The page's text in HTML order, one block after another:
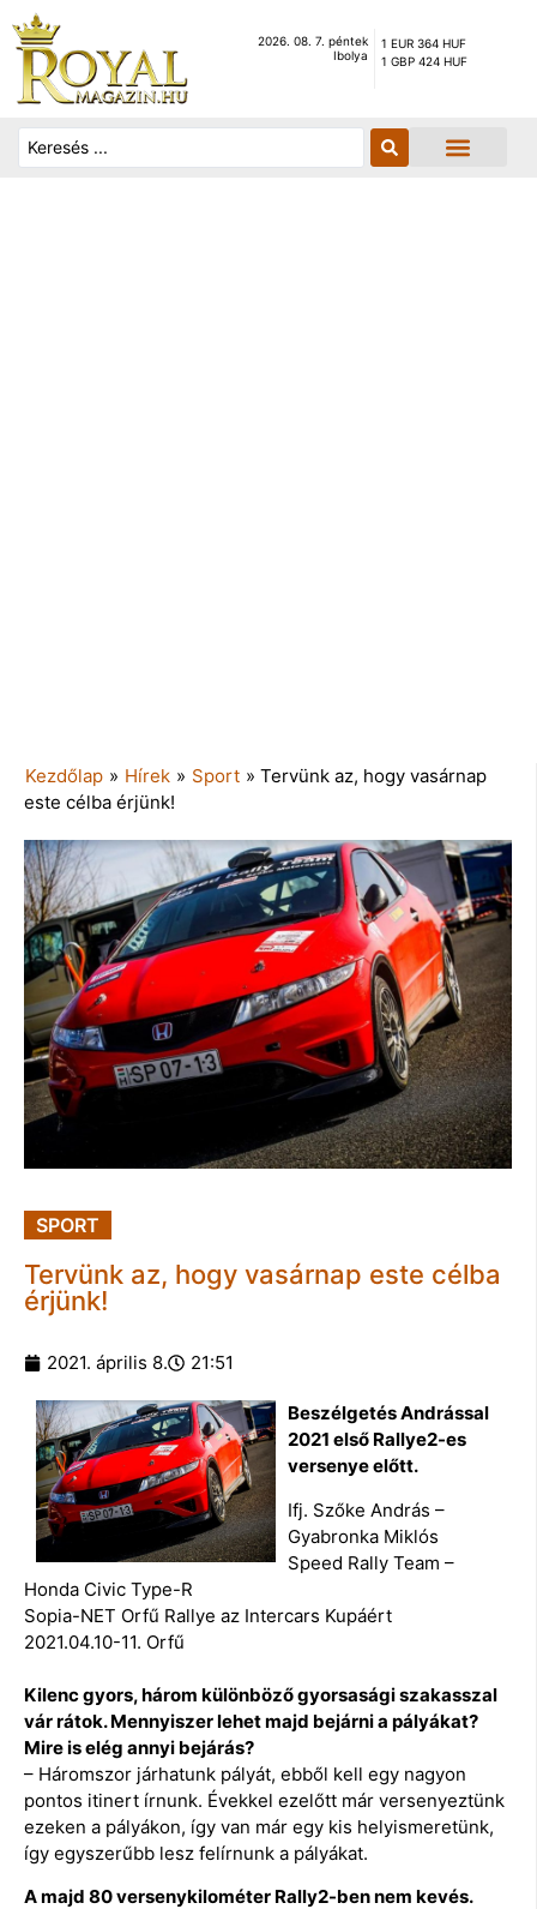
2026. 08. 7. péntek
Ibolya
1 EUR 364 HUF
1 GBP 424 HUF
Kezdőlap » Hírek » Sport » Tervünk az, hogy vasárnap
este célba érjünk!
SPORT
Tervünk az, hogy vasárnap este célba
érjünk!
2021. április 8. 21:51
Beszélgetés Andrással
2021 első Rallye2-es
versenye előtt.
Ifj. Szőke András –
Gyabronka Miklós
Speed Rally Team –
Honda Civic Type-R
Sopia-NET Orfű Rallye az Intercars Kupáért
2021.04.10-11. Orfű
Kilenc gyors, három különböző gyorsasági szakasszal
vár rátok. Mennyiszer lehet majd bejárni a pályákat?
Mire is elég annyi bejárás?
– Háromszor járhatunk pályát, ebből kell egy nagyon
pontos itinert írnunk. Évekkel ezelőtt már versenyeztünk
ezeken a pályákon, így van már egy kis helyismeretünk,
így egyszerűbb lesz felírnunk a pályákat.
A majd 80 versenykilométer Rally2-ben nem kevés.